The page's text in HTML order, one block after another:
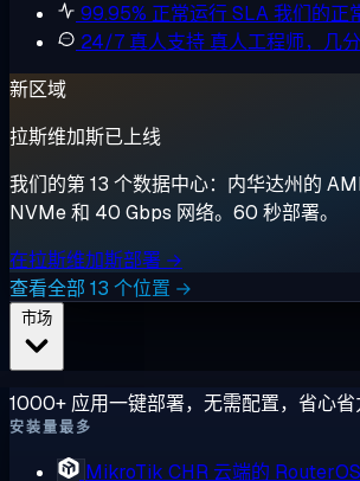
99.95% 正常运行 SLA我们的正
24/7 真人支持 真人工程师，几
新区域
拉斯维加斯已上线
我们的第 13 个数据中心：内华达州的
NVMe 和 40 Gbps 网络。60 秒部署。
在拉斯维加斯部署 →
查看全部 13 个位置 →
1000+ 应用一键部署，无需配置，省心省
安装量最多
MikroTik CHR 云端的 RouterOS